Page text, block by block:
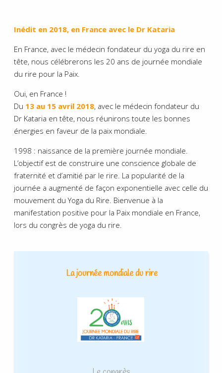
Inédit en 2018, en France avec le Dr Kataria
En France, avec le médecin fondateur du yoga du rire en
tête, nous célébrerons les 20 ans de journée mondiale
du rire pour la Paix.
Oui, en France !
Du 13 au 15 avril 2018, avec le médecin fondateur du
Dr Kataria en tête, nous réunirons toute les bonnes
énergies en faveur de la paix mondiale.
1998 : naissance de la première journée mondiale.
L’objectif est de construire une conscience globale de
fraternité et d’amitié par le rire. La popularité de la
journée a augmenté de façon exponentielle avec celle du
mouvement du Yoga du Rire. Bienvenue à la
manifestation positive pour la Paix mondiale en France,
lors du congrès de yoga du rire.
La journée mondiale du rire